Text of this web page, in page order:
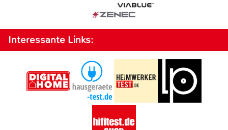
Interessante Links: